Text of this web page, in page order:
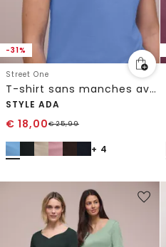
-31%
Street One
T-shirt sans manches avec encolure en diamant
STYLE ADA
€ 18,00€25,99
+ 4